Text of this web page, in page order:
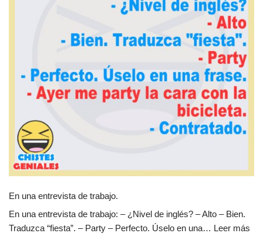
En una entrevista de trabajo.
En una entrevista de trabajo: – ¿Nivel de inglés? – Alto – Bien.
Traduzca “fiesta”. – Party – Perfecto. Úselo en una… Leer más